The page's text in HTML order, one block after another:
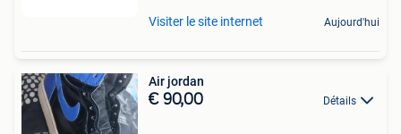
Visiter le site internet Aujourd'hui
Air jordan
€ 90,00 Détails